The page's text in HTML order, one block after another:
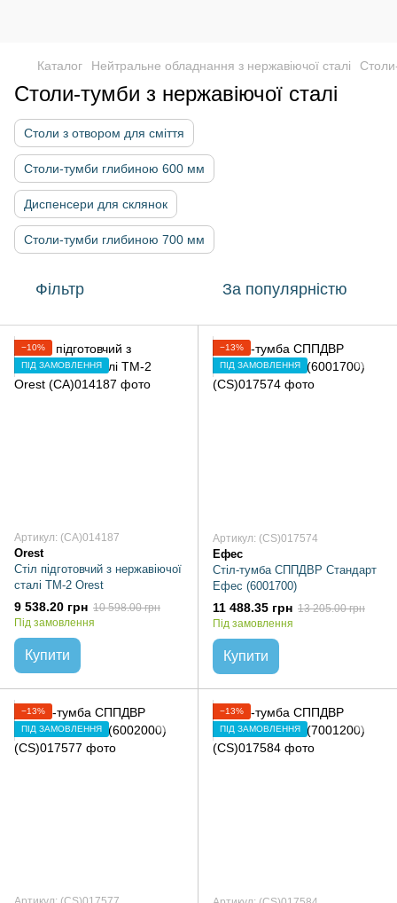
Каталог Нейтральне обладнання з нержавіючої сталі
Столи-тумби з нержавіючої сталі
Столи з отвором для сміття
Столи-тумби глибиною 600 мм
Диспенсери для склянок
Столи-тумби глибиною 700 мм
Фільтр За популярністю
−10%
ПІД ЗАМОВЛЕННЯ
Артикул: (CA)014187
Orest
Стіл підготовчий з нержавіючої
сталі ТМ-2 Orest
9 538.20 грн 10 598.00 грн
Під замовлення
Купити
−13%
ПІД ЗАМОВЛЕННЯ
Артикул: (CS)017574
Ефес
Стіл-тумба СППДВР Стандарт
Ефес (6001700)
11 488.35 грн 13 205.00 грн
Під замовлення
Купити
−13%
ПІД ЗАМОВЛЕННЯ
−13%
ПІД ЗАМОВЛЕННЯ